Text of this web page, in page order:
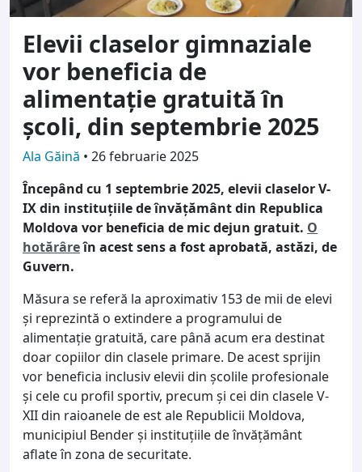
Elevii claselor gimnaziale
vor beneficia de
alimentație gratuită în
școli, din septembrie 2025
Ala Găină • 26 februarie 2025
Începând cu 1 septembrie 2025, elevii claselor V-
IX din instituțiile de învățământ din Republica
Moldova vor beneficia de mic dejun gratuit. O
hotărâreîn acest sens a fost aprobată, astăzi, de
Guvern.
Măsura se referă la aproximativ 153 de mii de elevi
și reprezintă o extindere a programului de
alimentație gratuită, care până acum era destinat
doar copiilor din clasele primare. De acest sprijin
vor beneficia inclusiv elevii din școlile profesionale
și cele cu profil sportiv, precum și cei din clasele V-
XII din raioanele de est ale Republicii Moldova,
municipiul Bender și instituțiile de învățământ
aflate în zona de securitate.